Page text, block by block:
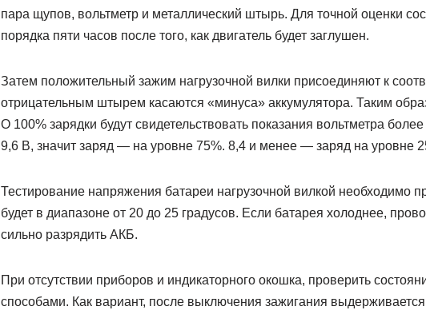
пара щупов, вольтметр и металлический штырь. Для точной оценки
порядка пяти часов после того, как двигатель будет заглушен.
Затем положительный зажим нагрузочной вилки присоединяют к
отрицательным штырем касаются «минуса» аккумулятора. Таким
О 100% зарядки будут свидетельствовать показания вольтметра
9,6 В, значит заряд — на уровне 75%. 8,4 и менее — заряд на уровне
Тестирование напряжения батареи нагрузочной вилкой необходимо
будет в диапазоне от 20 до 25 градусов. Если батарея холоднее,
сильно разрядить АКБ.
При отсутствии приборов и индикаторного окошка, проверить
способами. Как вариант, после выключения зажигания